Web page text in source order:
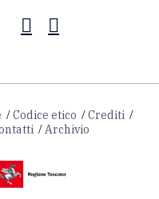
Codice etico
Crediti
Archivio